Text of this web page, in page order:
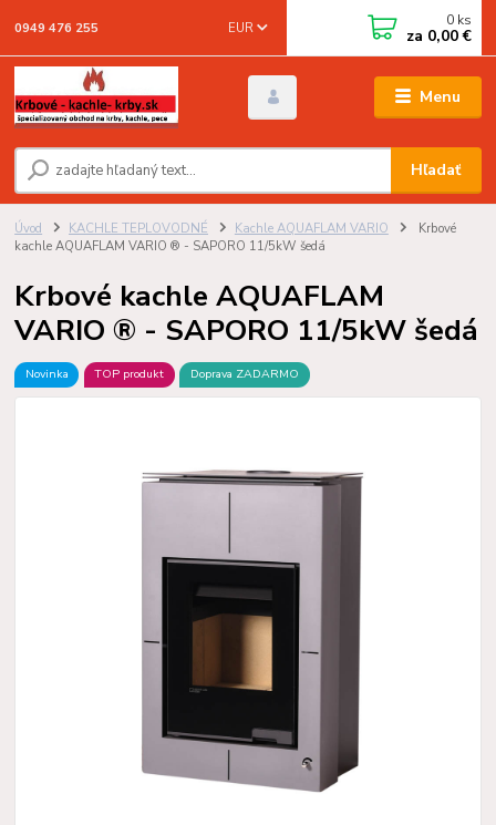
Menu
EUR
Hľadať
0949 476 255 0 ks
za 0,00 €
Úvod KACHLE TEPLOVODNÉ Kachle AQUAFLAM VARIO
Krbové
kachle AQUAFLAM VARIO ® - SAPORO 11/5kW šedá
Krbové kachle AQUAFLAM
VARIO ® - SAPORO 11/5kW šedá
Novinka TOP produkt Doprava ZADARMO